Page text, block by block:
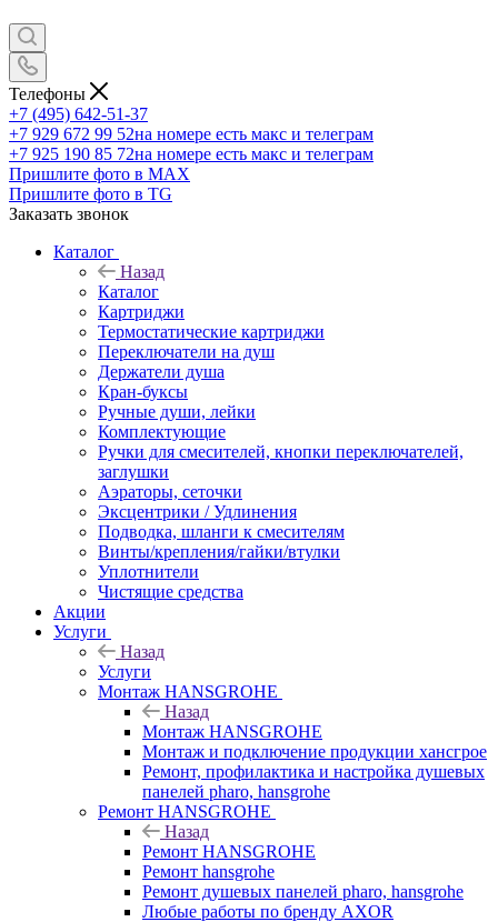
Телефоны
+7 (495) 642-51-37
+7 929 672 99 52на номере есть макс и телеграм
+7 925 190 85 72на номере есть макс и телеграм
Пришлите фото в MAX
Пришлите фото в TG
Заказать звонок
Каталог
Назад
Каталог
Картриджи
Термостатические картриджи
Переключатели на душ
Держатели душа
Кран-буксы
Ручные души, лейки
Комплектующие
Ручки для смесителей, кнопки переключателей,
заглушки
Аэраторы, сеточки
Эксцентрики / Удлинения
Подводка, шланги к смесителям
Винты/крепления/гайки/втулки
Уплотнители
Чистящие средства
Акции
Услуги
Назад
Услуги
Монтаж HANSGROHE
Назад
Монтаж HANSGROHE
Монтаж и подключение продукции хансгрое
Ремонт, профилактика и настройка душевых
панелей pharo, hansgrohe
Ремонт HANSGROHE
Назад
Ремонт HANSGROHE
Ремонт hansgrohe
Ремонт душевых панелей pharo, hansgrohe
Любые работы по бренду AXOR